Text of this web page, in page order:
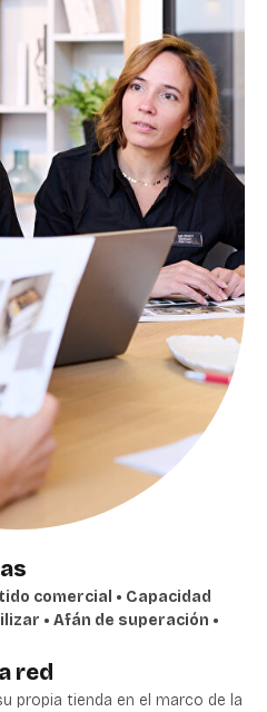
comercial • Capacidad
• Afán de superación •
red
propia tienda en el marco de la